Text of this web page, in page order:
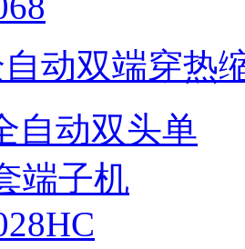
动双端穿热